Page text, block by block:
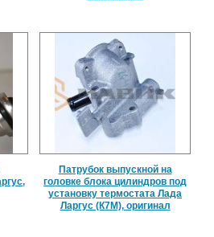
Патрубок выпускной на
головке блока цилиндров под
установку термостата Лада
Ларгус (К7М), оригинал